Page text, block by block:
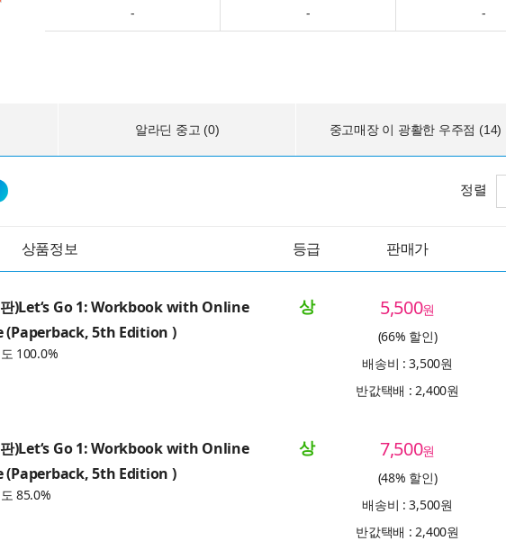
- - -
알라딘 중고 (0) 중고매장 이 광활한 우주점 (14)
정렬
상품정보 등급 판매가
)Let‘s Go 1: Workbook with Online
(Paperback, 5th Edition )
100.0%
상 5,500원
(66% 할인)
배송비 : 3,500원
반값택배 : 2,400원
)Let‘s Go 1: Workbook with Online
(Paperback, 5th Edition )
85.0%
상 7,500원
(48% 할인)
배송비 : 3,500원
반값택배 : 2,400원